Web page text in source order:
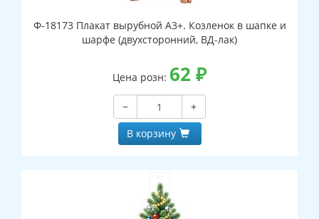
Ф-18173 Плакат вырубной А3+. Козленок в шапке и
шарфе (двухсторонний, ВД-лак)
Цена розн: 62 ₽
−
+
В корзину